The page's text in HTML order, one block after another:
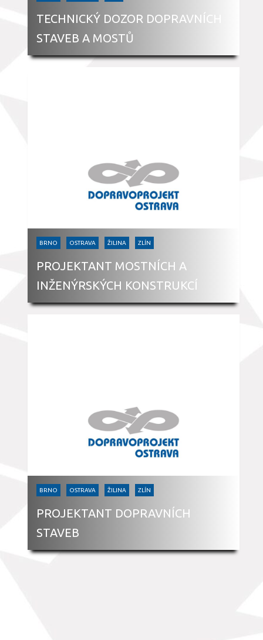
TECHNICKÝ DOZOR DOPRAVNÍCH
STAVEB A MOSTŮ
BRNO OSTRAVA ŽILINA ZLÍN
PROJEKTANT MOSTNÍCH A
INŽENÝRSKÝCH KONSTRUKCÍ
BRNO OSTRAVA ŽILINA ZLÍN
PROJEKTANT DOPRAVNÍCH
STAVEB